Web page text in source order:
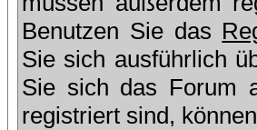
Benutzen Sie das
Sie sich ausführlich
Sie sich das Forum
registriert sind,